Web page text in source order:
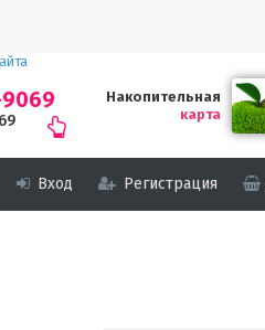
9069
Накопительная
карта
Вход Регистрация